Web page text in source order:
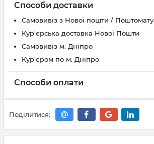
Способи доставки
Самовивіз з Нової пошти / Поштомату
Кур'єрська доставка Нової Пошти
Самовивіз м. Дніпро
Кур'єром по м. Дніпро
Способи оплати
Поділитися: